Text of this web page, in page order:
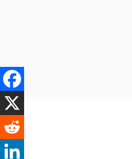
へ
ス
キ
プ